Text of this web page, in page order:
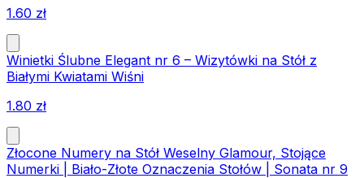
1.60 zł
Winietki Ślubne Elegant nr 6 – Wizytówki na Stół z
Białymi Kwiatami Wiśni
1.80 zł
Złocone Numery na Stół Weselny Glamour, Stojące
Numerki | Biało-Złote Oznaczenia Stołów | Sonata nr 9